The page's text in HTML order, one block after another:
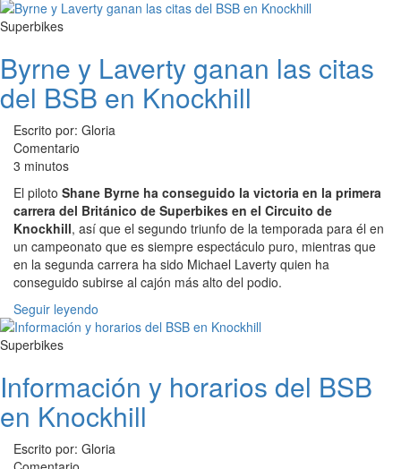
Superbikes
Byrne y Laverty ganan las citas
del BSB en Knockhill
Escrito por: Gloria
Comentario
3 minutos
El piloto Shane Byrne ha conseguido la victoria en la primera
carrera del Británico de Superbikes en el Circuito de
Knockhill, así que el segundo triunfo de la temporada para él en
un campeonato que es siempre espectáculo puro, mientras que
en la segunda carrera ha sido Michael Laverty quien ha
conseguido subirse al cajón más alto del podio.
Seguir leyendo
Superbikes
Información y horarios del BSB
en Knockhill
Escrito por: Gloria